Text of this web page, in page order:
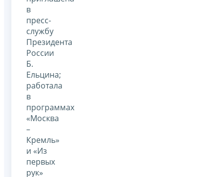
в
пресс-
службу
Президента
России
Б.
Ельцина;
работала
в
программах
«Москва
–
Кремль»
и «Из
первых
рук»